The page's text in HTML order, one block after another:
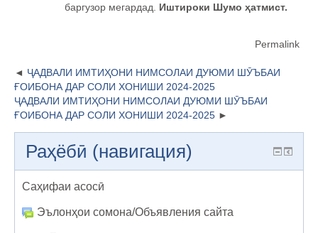
баргузор мегардад. Иштироки Шумо ҳатмист.
Permalink
ҶАДВАЛИ ИМТИҲОНИ НИМСОЛАИ ДУЮМИ ШӮЪБАИ
ҒОИБОНА ДАР СОЛИ ХОНИШИ 2024-2025
ҶАДВАЛИ ИМТИҲОНИ НИМСОЛАИ ДУЮМИ ШӮЪБАИ
ҒОИБОНА ДАР СОЛИ ХОНИШИ 2024-2025
Раҳёбӣ (навигация)
Саҳифаи асосӣ
Эълонҳои сомона/Объявления сайта